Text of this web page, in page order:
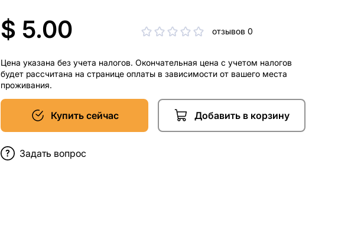
$ 5.00 отзывов 0
Цена указана без учета налогов. Окончательная цена с учетом налогов
будет рассчитана на странице оплаты в зависимости от вашего места
проживания.
Купить сейчас Добавить в корзину
Задать вопрос